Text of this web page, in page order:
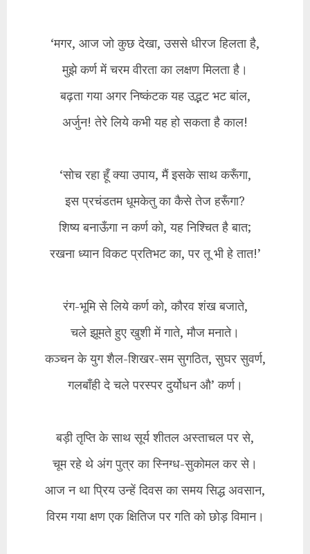
‘मगर, आज जो कुछ देखा, उससे धीरज हिलता है,
मुझे कर्ण में चरम वीरता का लक्षण मिलता है।
बढ़ता गया अगर निष्कंटक यह उद्भट भट बांल,
अर्जुन! तेरे लिये कभी यह हो सकता है काल!
‘सोच रहा हूँ क्या उपाय, मैं इसके साथ करूँगा,
इस प्रचंडतम धूमकेतु का कैसे तेज हरूँगा?
शिष्य बनाऊँगा न कर्ण को, यह निश्चित है बात;
रखना ध्यान विकट प्रतिभट का, पर तू भी हे तात!’
रंग-भूमि से लिये कर्ण को, कौरव शंख बजाते,
चले झूमते हुए खुशी में गाते, मौज मनाते।
कञ्चन के युग शैल-शिखर-सम सुगठित, सुघर सुवर्ण,
गलबाँही दे चले परस्पर दुर्योधन औ’ कर्ण।
बड़ी तृप्ति के साथ सूर्य शीतल अस्ताचल पर से,
चूम रहे थे अंग पुत्र का स्निग्ध-सुकोमल कर से।
आज न था प्रिय उन्हें दिवस का समय सिद्ध अवसान,
विरम गया क्षण एक क्षितिज पर गति को छोड़ विमान।